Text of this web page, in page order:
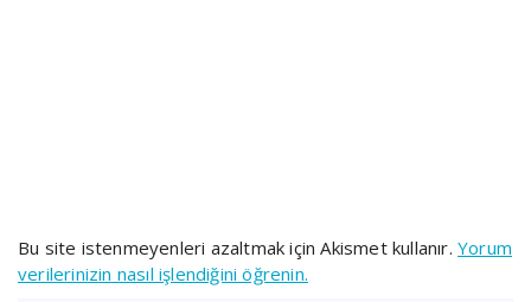
Bu site istenmeyenleri azaltmak için Akismet kullanır.Yorum
verilerinizin nasıl işlendiğini öğrenin.